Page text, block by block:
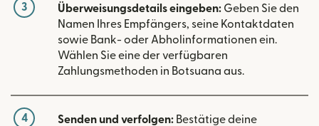
3 Überweisungsdetails eingeben: Geben Sie den
Namen Ihres Empfängers, seine Kontaktdaten
sowie Bank- oder Abholinformationen ein.
Wählen Sie eine der verfügbaren
Zahlungsmethoden in Botsuana aus.
4 Senden und verfolgen: Bestätige deine